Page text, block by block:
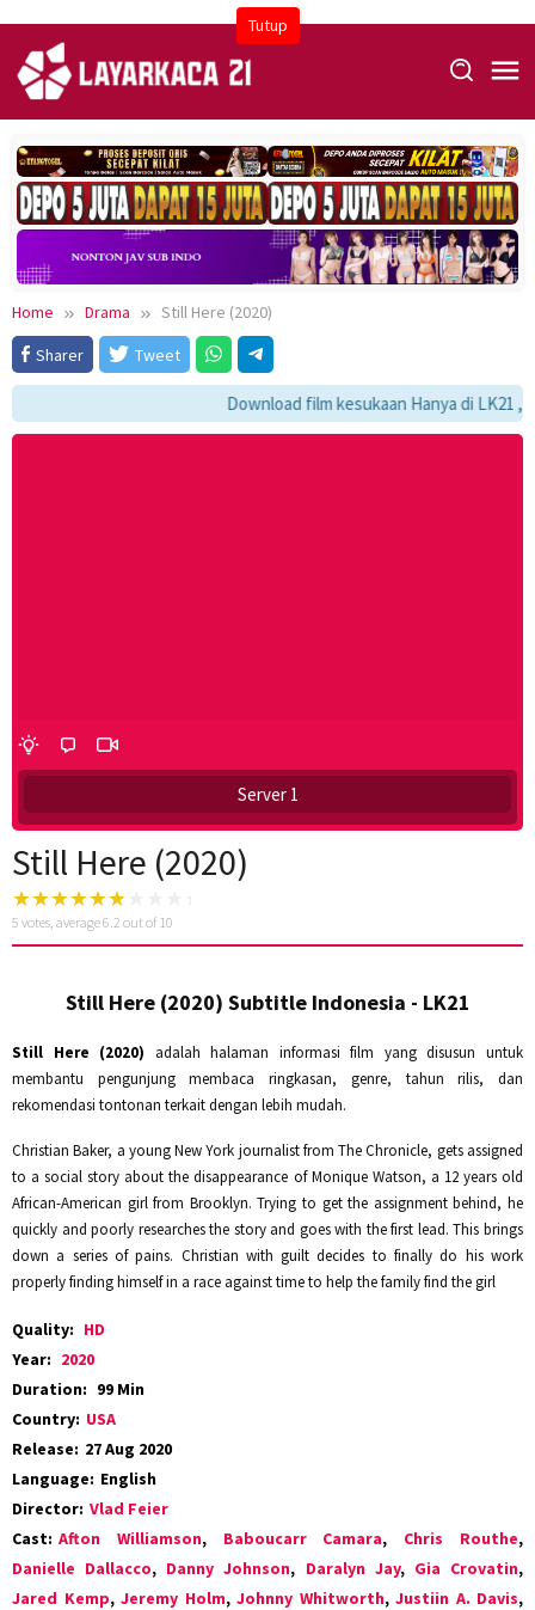
Tutup
content
Home Drama
Still Here (2020)
Sharer
Tweet
Download film kesukaan Hanya di LK21 ,
Server 1
Still Here (2020)
5 votes, average6.2 out of 10
Still Here (2020) Subtitle Indonesia - LK21
Still Here (2020) adalah halaman informasi film yang disusun untuk
membantu pengunjung membaca ringkasan, genre, tahun rilis, dan
rekomendasi tontonan terkait dengan lebih mudah.
Christian Baker, a young New York journalist from The Chronicle, gets assigned
to a social story about the disappearance of Monique Watson, a 12 years old
African-American girl from Brooklyn. Trying to get the assignment behind, he
quickly and poorly researches the story and goes with the first lead. This brings
down a series of pains. Christian with guilt decides to finally do his work
properly finding himself in a race against time to help the family find the girl
Quality: HD
Year: 2020
Duration: 99 Min
Country: USA
Release: 27 Aug 2020
Language: English
Director: Vlad Feier
Cast: Afton Williamson, Baboucarr Camara, Chris Routhe,
Danielle Dallacco, Danny Johnson, Daralyn Jay, Gia Crovatin,
Jared Kemp, Jeremy Holm, Johnny Whitworth, Justiin A. Davis,